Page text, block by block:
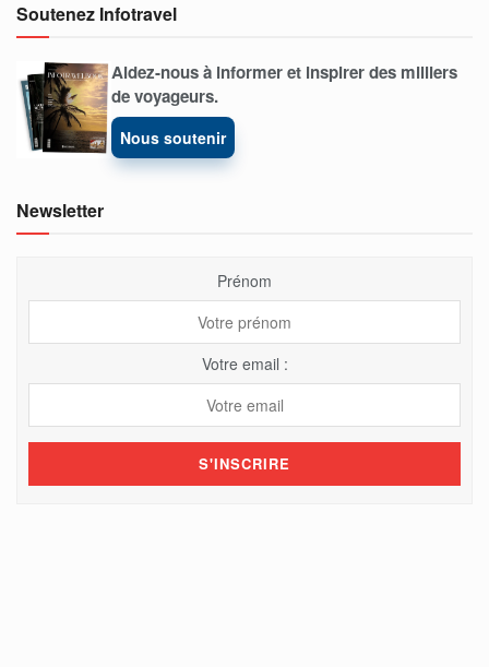
Soutenez Infotravel
Aidez-nous à informer et inspirer des milliers
de voyageurs.
Nous soutenir
Newsletter
Prénom
Votre email :